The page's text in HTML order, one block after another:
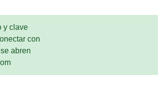
y clave
con
abren